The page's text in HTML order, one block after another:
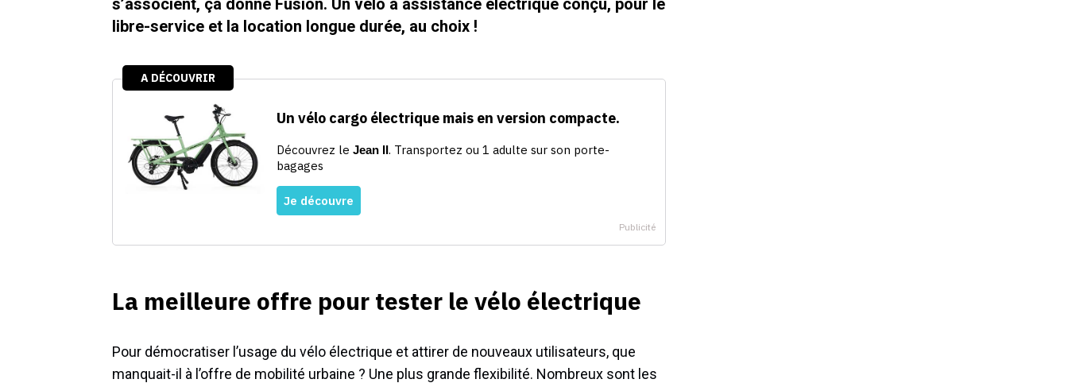
s’associent, ça donne Fusion. Un vélo à assistance électrique conçu, pour le
libre-service et la location longue durée, au choix !
La meilleure offre pour tester le vélo électrique
Pour démocratiser l’usage du vélo électrique et attirer de nouveaux utilisateurs, que
manquait-il à l’offre de mobilité urbaine ? Une plus grande flexibilité. Nombreux sont les